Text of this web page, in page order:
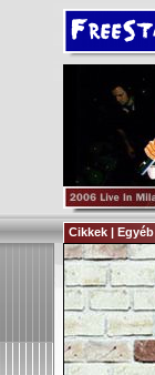
Cikkek | Egyéb